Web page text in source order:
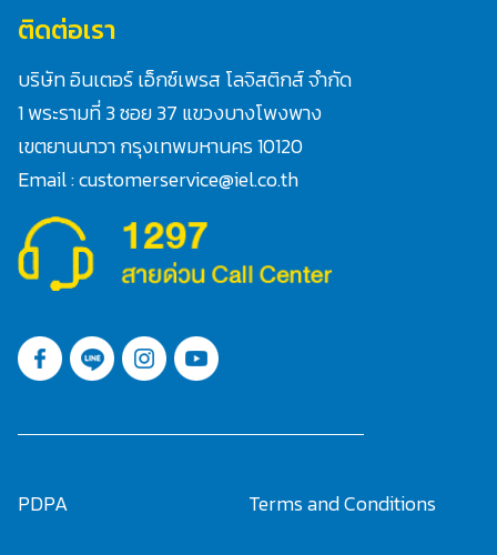
ติดต่อเรา
บริษัท อินเตอร์ เอ็กซ์เพรส โลจิสติกส์ จำกัด
1 พระรามที่ 3 ซอย 37 แขวงบางโพงพาง
เขตยานนาวา กรุงเทพมหานคร 10120
Email : customerservice@iel.co.th
PDPA Terms and Conditions